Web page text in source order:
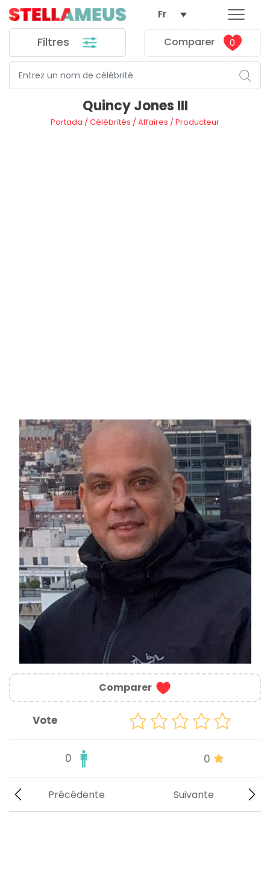
Filtres Comparer 0
Fr
Quincy Jones III
Portada /Célébrités /Affaires /Producteur
Comparer
Vote
0 0
Suivante
Précédente